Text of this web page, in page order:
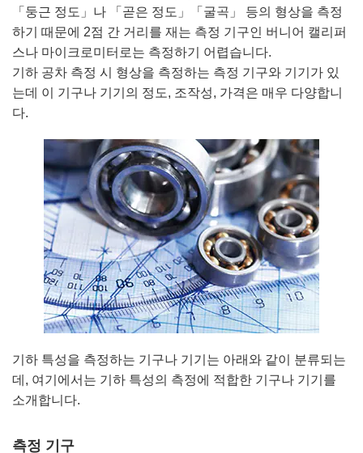
「둥근 정도」나 「곧은 정도」「굴곡」 등의 형상을 측정
하기 때문에 2점 간 거리를 재는 측정 기구인 버니어 캘리퍼
스나 마이크로미터로는 측정하기 어렵습니다.
기하 공차 측정 시 형상을 측정하는 측정 기구와 기기가 있
는데 이 기구나 기기의 정도, 조작성, 가격은 매우 다양합니
다.
기하 특성을 측정하는 기구나 기기는 아래와 같이 분류되는
데, 여기에서는 기하 특성의 측정에 적합한 기구나 기기를
소개합니다.
측정 기구